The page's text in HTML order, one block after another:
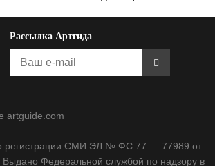
Рассылка Артгида
artguide.com
о регистрации СМИ ЭЛ № ФС 77 — 77989 от
Выдано Федеральной службой по надзору в